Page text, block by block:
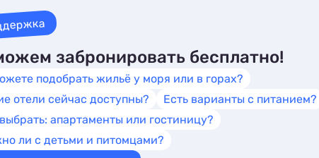
забронировать бесплатно!
подобрать жильё у моря или в горах?
отели сейчас доступны?
Есть варианты с питанием?
апартаменты или гостиницу?
ли с детьми и питомцами?